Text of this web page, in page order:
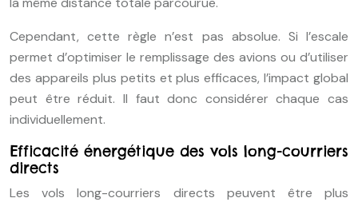
Cependant, cette règle n’est pas absolue. Si l’escale
permet d’optimiser le remplissage des avions ou d’utiliser
des appareils plus petits et plus efficaces, l’impact global
peut être réduit. Il faut donc considérer chaque cas
individuellement.
Efficacité énergétique des vols long-courriers
directs
Les vols long-courriers directs peuvent être plus